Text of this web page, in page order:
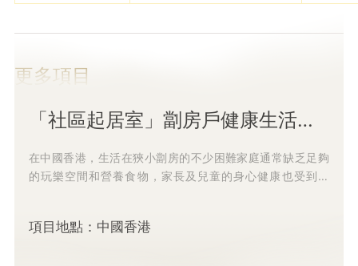
更多項目
「社區起居室」劏房戶健康生活有營兒童支持計劃
在中國香港，生活在狹小劏房的不少困難家庭通常缺乏足夠
的玩樂空間和營養食物，家長及兒童的身心健康也受到影
項目地點：中國香港